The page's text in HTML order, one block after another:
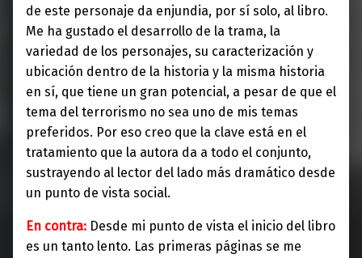
de este personaje da enjundia, por sí solo, al libro.
Me ha gustado el desarrollo de la trama, la
variedad de los personajes, su caracterización y
ubicación dentro de la historia y la misma historia
en sí, que tiene un gran potencial, a pesar de que el
tema del terrorismo no sea uno de mis temas
preferidos. Por eso creo que la clave está en el
tratamiento que la autora da a todo el conjunto,
sustrayendo al lector del lado más dramático desde
un punto de vista social.
En contra: Desde mi punto de vista el inicio del libro
es un tanto lento. Las primeras páginas se me